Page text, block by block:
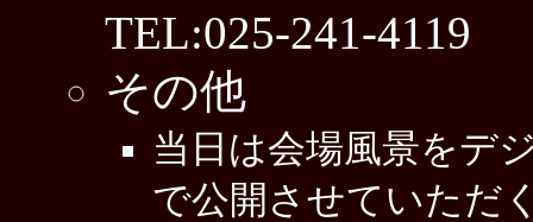
TEL:025-241-4119
その他
当日は会場風景をデ
で公開させていただ